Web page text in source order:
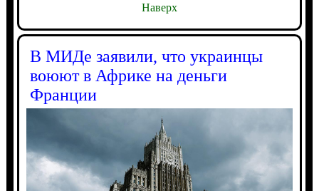
Наверх
В МИДе заявили, что украинцы
воюют в Африке на деньги
Франции